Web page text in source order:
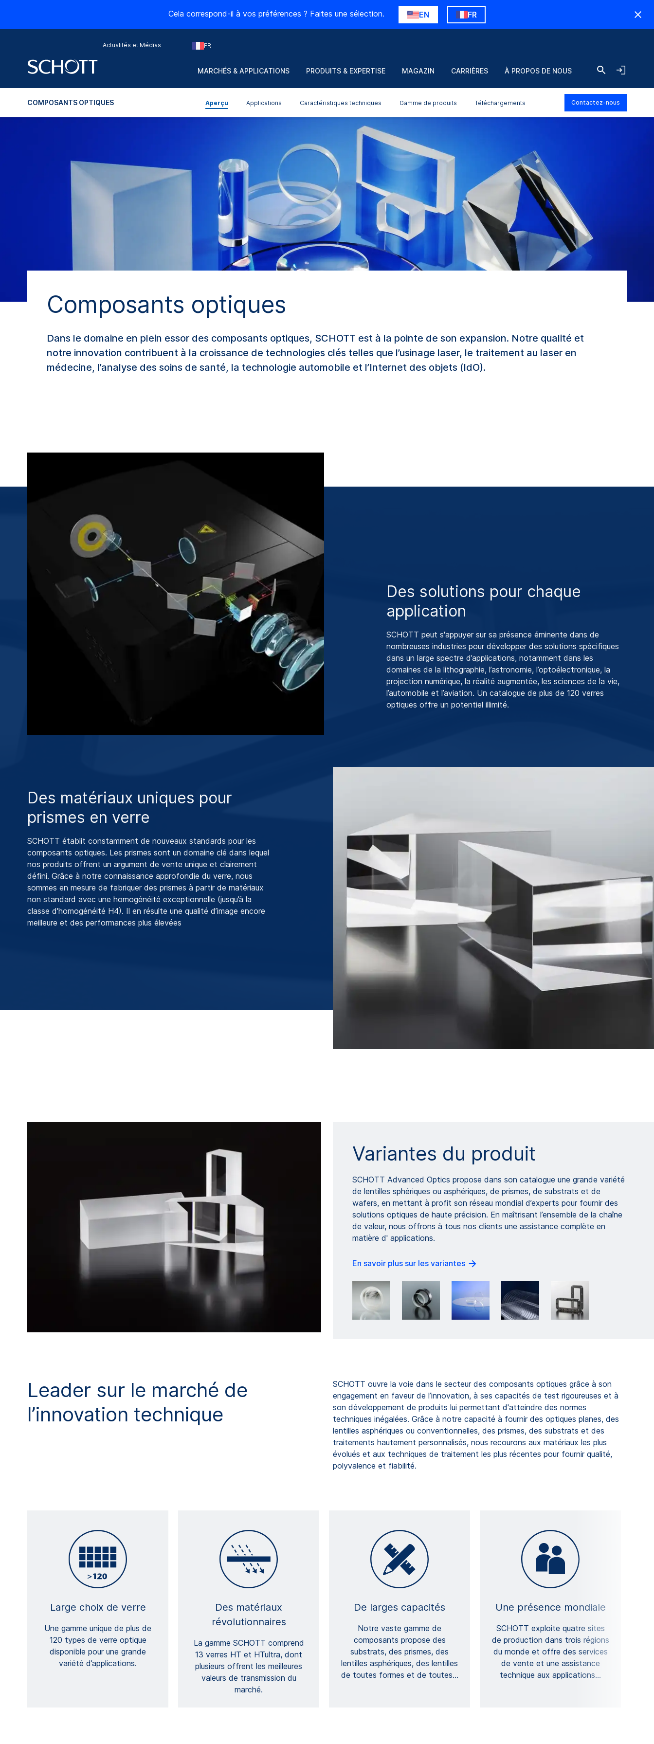
Cela correspond-il à vos préférences ? Faites une sélection. EN FR
Actualités et Médias FR
MARCHÉS & APPLICATIONS PRODUITS & EXPERTISE MAGAZIN CARRIÈRES À PROPOS DE NOUS
COMPOSANTS OPTIQUES Aperçu Applications Caractéristiques techniques Gamme de produits Téléchargements Contactez-nous
Composants optiques
Dans le domaine en plein essor des composants optiques, SCHOTT est à la pointe de son expansion. Notre qualité et
notre innovation contribuent à la croissance de technologies clés telles que l’usinage laser, le traitement au laser en
médecine, l’analyse des soins de santé, la technologie automobile et l’Internet des objets (IdO).
Des solutions pour chaque
application
SCHOTT peut s'appuyer sur sa présence éminente dans de
nombreuses industries pour développer des solutions spécifiques
dans un large spectre d’applications, notamment dans les
domaines de la lithographie, l’astronomie, l’optoélectronique, la
projection numérique, la réalité augmentée, les sciences de la vie,
l’automobile et l’aviation. Un catalogue de plus de 120 verres
optiques offre un potentiel illimité.
Des matériaux uniques pour
prismes en verre
SCHOTT établit constamment de nouveaux standards pour les
composants optiques. Les prismes sont un domaine clé dans lequel
nos produits offrent un argument de vente unique et clairement
défini. Grâce à notre connaissance approfondie du verre, nous
sommes en mesure de fabriquer des prismes à partir de matériaux
non standard avec une homogénéité exceptionnelle (jusqu’à la
classe d'homogénéité H4). Il en résulte une qualité d’image encore
meilleure et des performances plus élevées
Variantes du produit
SCHOTT Advanced Optics propose dans son catalogue une grande variété
de lentilles sphériques ou asphériques, de prismes, de substrats et de
wafers, en mettant à profit son réseau mondial d’experts pour fournir des
solutions optiques de haute précision. En maîtrisant l’ensemble de la chaîne
de valeur, nous offrons à tous nos clients une assistance complète en
matière d' applications.
En savoir plus sur les variantes
Leader sur le marché de
l’innovation technique
SCHOTT ouvre la voie dans le secteur des composants optiques grâce à son
engagement en faveur de l’innovation, à ses capacités de test rigoureuses et à
son développement de produits lui permettant d'atteindre des normes
techniques inégalées. Grâce à notre capacité à fournir des optiques planes, des
lentilles asphériques ou conventionnelles, des prismes, des substrats et des
traitements hautement personnalisés, nous recourons aux matériaux les plus
évolués et aux techniques de traitement les plus récentes pour fournir qualité,
polyvalence et fiabilité.
Large choix de verre
Une gamme unique de plus de
120 types de verre optique
disponible pour une grande
variété d’applications.
Des matériaux
révolutionnaires
La gamme SCHOTT comprend
13 verres HT et HTultra, dont
plusieurs offrent les meilleures
valeurs de transmission du
marché.
De larges capacités
Notre vaste gamme de
composants propose des
substrats, des prismes, des
lentilles asphériques, des lentilles
de toutes formes et de toutes…
Une présence mondiale
SCHOTT exploite quatre sites
de production dans trois régions
du monde et offre des services
de vente et une assistance
technique aux applications…